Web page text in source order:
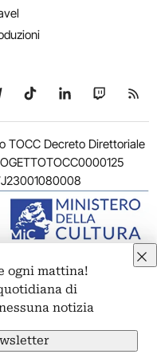
WhatsApp
su Telegram
Seguici su TikTok
Seguici su
Seguici
TOCC Decreto Direttoriale
Emanuele II, 287 –
dei dati personali
II, 287 – 00186 Roma
PolicyCredits
ogni mattina!
di
notizia